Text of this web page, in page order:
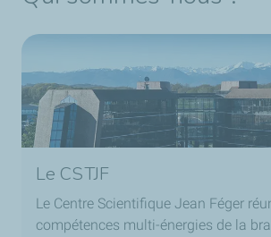
Le CSTJF
Le Centre Scientifique Jean Féger
compétences multi-énergies de la